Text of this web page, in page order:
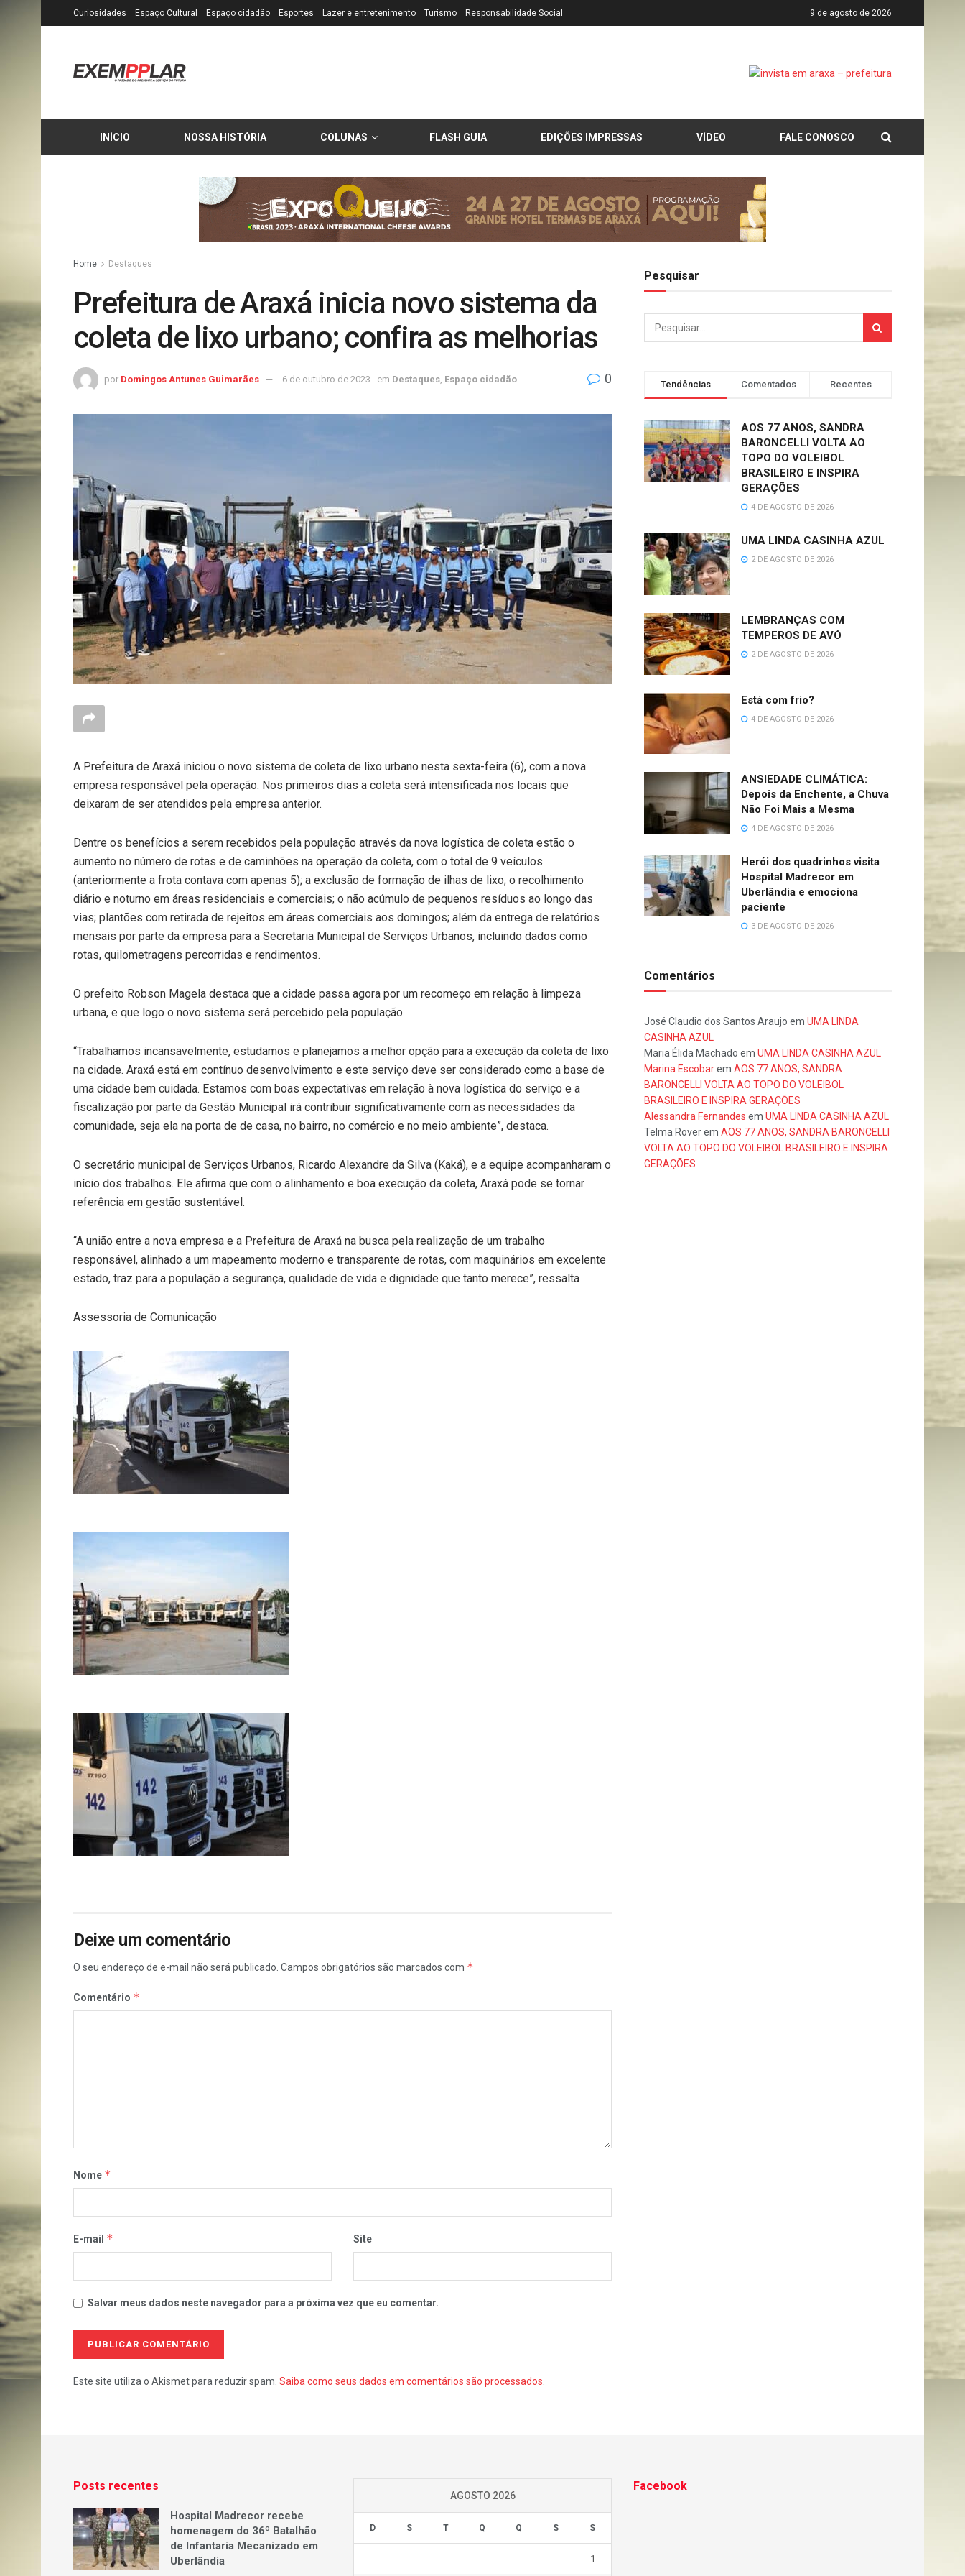
Curiosidades Espaço Cultural Espaço cidadão Esportes Lazer e entretenimento Turismo Responsabilidade Social 9 de agosto de 2026
INÍCIO NOSSA HISTÓRIA COLUNAS FLASH GUIA EDIÇÕES IMPRESSAS VÍDEO FALE CONOSCO
Home Destaques
Prefeitura de Araxá inicia novo sistema da
coleta de lixo urbano; confira as melhorias
por Domingos Antunes Guimarães 6 de outubro de 2023 em Destaques Espaço cidadão 0
A Prefeitura de Araxá iniciou o novo sistema de coleta de lixo urbano nesta sexta-feira (6), com a nova
empresa responsável pela operação. Nos primeiros dias a coleta será intensificada nos locais que
deixaram de ser atendidos pela empresa anterior.
Dentre os benefícios a serem recebidos pela população através da nova logística de coleta estão o
aumento no número de rotas e de caminhões na operação da coleta, com o total de 9 veículos
(anteriormente a frota contava com apenas 5); a exclusão de formação de ilhas de lixo; o recolhimento
diário e noturno em áreas residenciais e comerciais; o não acúmulo de pequenos resíduos ao longo das
vias; plantões com retirada de rejeitos em áreas comerciais aos domingos; além da entrega de relatórios
mensais por parte da empresa para a Secretaria Municipal de Serviços Urbanos, incluindo dados como
rotas, quilometragens percorridas e rendimentos.
O prefeito Robson Magela destaca que a cidade passa agora por um recomeço em relação à limpeza
urbana, e que logo o novo sistema será percebido pela população.
“Trabalhamos incansavelmente, estudamos e planejamos a melhor opção para a execução da coleta de lixo
na cidade. Araxá está em contínuo desenvolvimento e este serviço deve ser considerado como a base de
uma cidade bem cuidada. Estamos com boas expectativas em relação à nova logística do serviço e a
fiscalização por parte da Gestão Municipal irá contribuir significativamente com as necessidades da
comunidade, seja ela na porta de de casa, no bairro, no comércio e no meio ambiente”, destaca.
O secretário municipal de Serviços Urbanos, Ricardo Alexandre da Silva (Kaká), e a equipe acompanharam o
início dos trabalhos. Ele afirma que com o alinhamento e boa execução da coleta, Araxá pode se tornar
referência em gestão sustentável.
“A união entre a nova empresa e a Prefeitura de Araxá na busca pela realização de um trabalho
responsável, alinhado a um mapeamento moderno e transparente de rotas, com maquinários em excelente
estado, traz para a população a segurança, qualidade de vida e dignidade que tanto merece”, ressalta
Assessoria de Comunicação
Deixe um comentário
O seu endereço de e-mail não será publicado. Campos obrigatórios são marcados com *
Comentário *
Nome *
E-mail * Site
Salvar meus dados neste navegador para a próxima vez que eu comentar.
Este site utiliza o Akismet para reduzir spam. Saiba como seus dados em comentários são processados
Pesquisar
Tendências Comentados Recentes
AOS 77 ANOS, SANDRA
BARONCELLI VOLTA AO
TOPO DO VOLEIBOL
BRASILEIRO E INSPIRA
GERAÇÕES
4 DE AGOSTO DE 2026
UMA LINDA CASINHA AZUL
2 DE AGOSTO DE 2026
LEMBRANÇAS COM
TEMPEROS DE AVÓ
2 DE AGOSTO DE 2026
Está com frio?
4 DE AGOSTO DE 2026
ANSIEDADE CLIMÁTICA:
Depois da Enchente, a Chuva
Não Foi Mais a Mesma
4 DE AGOSTO DE 2026
Herói dos quadrinhos visita
Hospital Madrecor em
Uberlândia e emociona
paciente
3 DE AGOSTO DE 2026
Comentários
José Claudio dos Santos Araujo em UMA LINDA
CASINHA AZUL
Maria Élida Machado em UMA LINDA CASINHA AZUL
Marina Escobarem AOS 77 ANOS, SANDRA
BARONCELLI VOLTA AO TOPO DO VOLEIBOL
BRASILEIRO E INSPIRA GERAÇÕES
Alessandra Fernandes em UMA LINDA CASINHA AZUL
Telma Roverem AOS 77 ANOS, SANDRA BARONCELLI
VOLTA AO TOPO DO VOLEIBOL BRASILEIRO E INSPIRA
GERAÇÕES
Posts recentes
Hospital Madrecor recebe
homenagem do 36º Batalhão
de Infantaria Mecanizado em
Uberlândia
AGOSTO 2026
D S T Q Q S S
1
Facebook